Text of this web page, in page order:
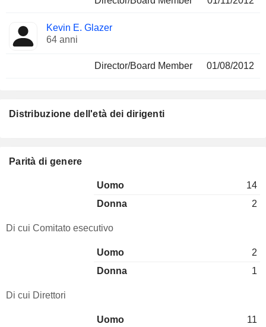
Kevin E. Glazer
64 anni
Director/Board Member 01/08/2012
Distribuzione dell'età dei dirigenti
Parità di genere
Uomo
14
Donna
2
Di cui Comitato esecutivo
Uomo
2
Donna
1
Di cui Direttori
Uomo 11